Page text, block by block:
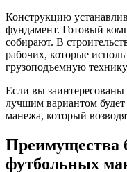
Конструкцию
фундамент. Готовый
собирают. В
рабочих, которые
грузоподъемную
Если вы
лучшим вариантом будет
манежа, который
Преимущества
футбольных